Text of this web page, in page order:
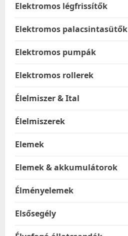
Elektromos légfrissítők
Elektromos palacsintasütők
Elektromos pumpák
Elektromos rollerek
Élelmiszer & Ital
Élelmiszerek
Elemek
Elemek & akkumulátorok
Élményelemek
Elsősegély